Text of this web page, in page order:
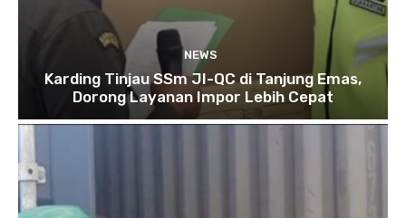
NEWS
Karding Tinjau SSm JI-QC di Tanjung Emas,
Dorong Layanan Impor Lebih Cepat